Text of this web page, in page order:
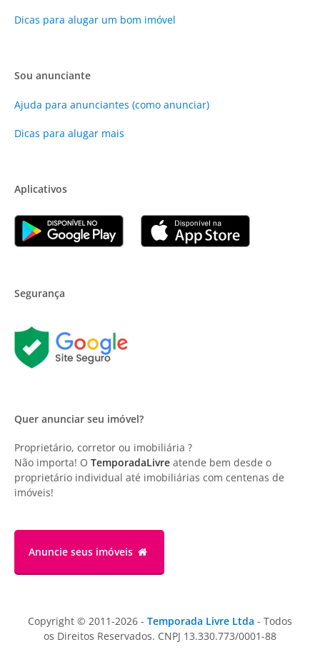
Dicas para alugar um bom imóvel
Sou anunciante
Ajuda para anunciantes (como anunciar)
Dicas para alugar mais
Aplicativos
Segurança
Quer anunciar seu imóvel?
Proprietário, corretor ou imobiliária ?
Não importa! O TemporadaLivre atende bem desde o
proprietário individual até imobiliárias com centenas de
imóveis!
Anuncie seus imóveis
Copyright © 2011-2026 - Temporada Livre Ltda - Todos
os Direitos Reservados. CNPJ 13.330.773/0001-88